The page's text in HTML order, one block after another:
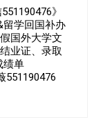
、肆
》
留学回国补办
国外大学文
业证、录取
绩单
551190476
留信网认证